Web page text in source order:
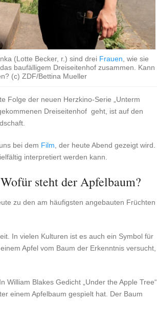
(Lotte Becker, r.) sind drei Frauen , wie sie
baufälligem Dreiseitenhof zusammen. Kann
(c) ZDF/Bettina Mueller
Folge der neuen Herzkino-Serie „Unterm
Dreiseitenhof geht, ist auf den
bei dem Film , der heute Abend gezeigt wird.
interpretiert werden kann.
steht der Apfelbaum?
zu den am häufigsten angebauten Früchten
In vielen Kulturen ist es auch ein Symbol für
Apfel vom Baum der Erkenntnis versucht,
Blakes Gedicht „Under the Apple Tree“
einem Apfelbaum gespielt hat. Der Baum